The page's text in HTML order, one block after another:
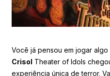
Você já pensou em jogar
Crisol Theater of Idols
experiência única de terror.